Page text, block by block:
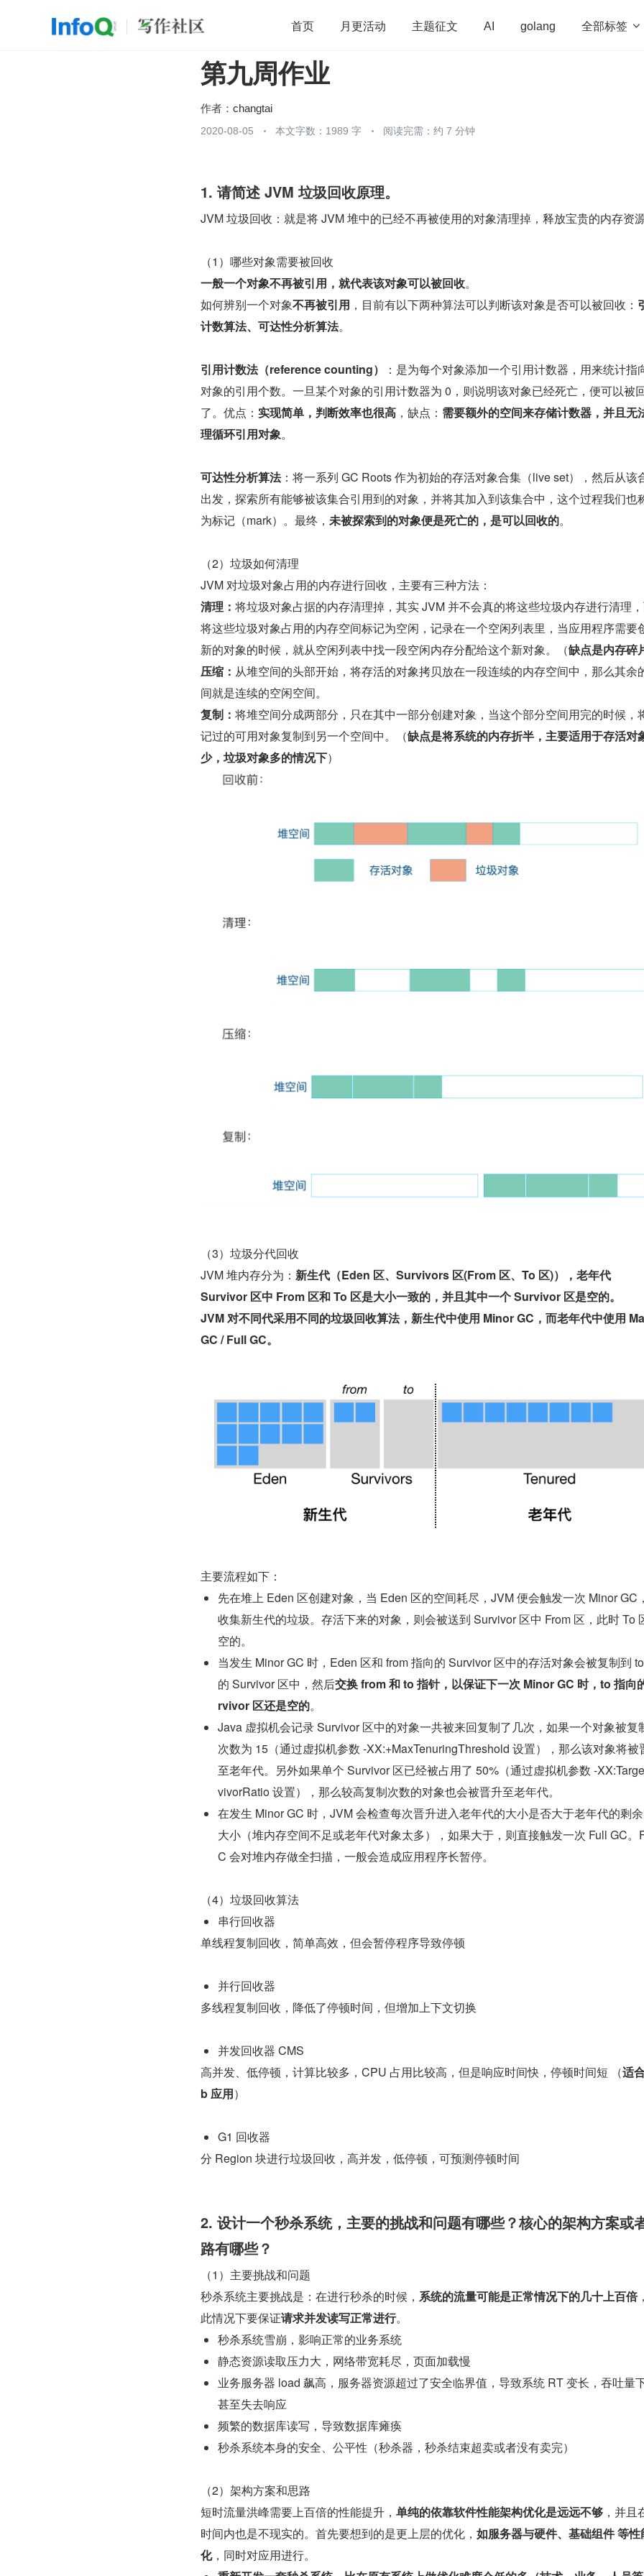
首页 月更活动 主题征文 AI golang 全部标签 
开源 架构 OpenHarmony
第九周作业
作者： changtai
2020-08-05 本文字数：1989 字 阅读完需：约 7 分钟
1. 请简述 JVM 垃圾回收原理。
JVM 垃圾回收：就是将 JVM 堆中的已经不再被使用的对象清理掉，释放宝贵的内存资源
（1）哪些对象需要被回收
一般一个对象不再被引用，就代表该对象可以被回收。
如何辨别一个对象不再被引用 ，目前有以下两种算法可以判断该对象是否可以被回收：
计数算法、可达性分析算法。
引用计数法（reference counting）
：是为每个对象添加一个引用计数器，用来统计指
对象的引用个数。一旦某个对象的引用计数器为 0，则说明该对象已经死亡，便可以被
了。优点： 实现简单，判断效率也很高 ，缺点： 需要额外的空间来存储计数器，并且无
理循环引用对象。
可达性分析算法：将一系列 GC Roots 作为初始的存活对象合集（live set），然后从该
出发，探索所有能够被该集合引用到的对象，并将其加入到该集合中，这个过程我们也
为标记（mark）。最终， 未被探索到的对象便是死亡的，是可以回收的。
（2）垃圾如何清理
JVM 对垃圾对象占用的内存进行回收，主要有三种方法：
清理： 将垃圾对象占据的内存清理掉，其实 JVM 并不会真的将这些垃圾内存进行清理
将这些垃圾对象占用的内存空间标记为空闲，记录在一个空闲列表里，当应用程序需要
新的对象的时候，就从空闲列表中找一段空闲内存分配给这个新对象。（缺点是内存碎
压缩： 从堆空间的头部开始，将存活的对象拷贝放在一段连续的内存空间中，那么其余
间就是连续的空闲空间。
复制： 将堆空间分成两部分，只在其中一部分创建对象，当这个部分空间用完的时候，
记过的可用对象复制到另一个空间中。（缺点是将系统的内存折半，主要适用于存活对
少，垃圾对象多的情况下）
（3）垃圾分代回收
JVM 堆内存分为： 新生代（Eden 区、Survivors 区(From 区、To 区)），老年代
Survivor 区中 From 区和 To 区是大小一致的，并且其中一个 Survivor 区是空的。
JVM 对不同代采用不同的垃圾回收算法，新生代中使用 Minor GC，而老年代中使用
GC / Full GC。
主要流程如下：
先在堆上 Eden 区创建对象，当 Eden 区的空间耗尽，JVM 便会触发一次 Minor GC
收集新生代的垃圾。存活下来的对象，则会被送到 Survivor 区中 From 区，此时 To
空的。
当发生 Minor GC 时，Eden 区和 from 指向的 Survivor 区中的存活对象会被复制到
的 Survivor 区中，然后交换 from 和 to 指针，以保证下一次 Minor GC 时，to 指向
rvivor 区还是空的。
Java 虚拟机会记录 Survivor 区中的对象一共被来回复制了几次，如果一个对象被复
次数为 15（通过虚拟机参数 -XX:+MaxTenuringThreshold 设置），那么该对象将被
至老年代。另外如果单个 Survivor 区已经被占用了 50%（通过虚拟机参数 -
vivorRatio 设置），那么较高复制次数的对象也会被晋升至老年代。
在发生 Minor GC 时，JVM 会检查每次晋升进入老年代的大小是否大于老年代的剩
大小（堆内存空间不足或老年代对象太多），如果大于，则直接触发一次 Full GC。
C 会对堆内存做全扫描，一般会造成应用程序长暂停。
（4）垃圾回收算法
串行回收器
单线程复制回收，简单高效，但会暂停程序导致停顿
并行回收器
多线程复制回收，降低了停顿时间，但增加上下文切换
并发回收器 CMS
高并发、低停顿，计算比较多，CPU 占用比较高，但是响应时间快，停顿时间短 （适
b 应用）
G1 回收器
分 Region 块进行垃圾回收，高并发，低停顿，可预测停顿时间
2. 设计一个秒杀系统，主要的挑战和问题有哪些？核心的架构方案或
路有哪些？
（1）主要挑战和问题
秒杀系统主要挑战是：在进行秒杀的时候， 系统的流量可能是正常情况下的几十上百倍
此情况下要保证请求并发读写正常进行。
秒杀系统雪崩，影响正常的业务系统
静态资源读取压力大，网络带宽耗尽，页面加载慢
业务服务器 load 飙高，服务器资源超过了安全临界值，导致系统 RT 变长，吞吐量
甚至失去响应
频繁的数据库读写，导致数据库瘫痪
秒杀系统本身的安全、公平性（秒杀器，秒杀结束超卖或者没有卖完）
（2）架构方案和思路
短时流量洪峰需要上百倍的性能提升， 单纯的依靠软件性能架构优化是远远不够 ，并且
时间内也是不现实的。首先要想到的是更上层的优化， 如服务器与硬件、基础组件 等性
化，同时对应用进行。